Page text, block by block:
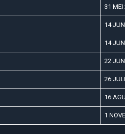
31 MEI
14
14
22
26
16
1